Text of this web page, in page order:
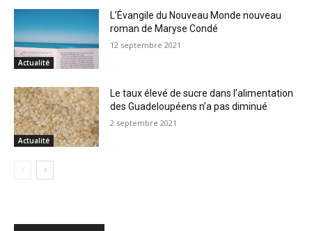
Actualité
L’Évangile du Nouveau Monde nouveau
roman de Maryse Condé
12 septembre 2021
Actualité
Le taux élevé de sucre dans l’alimentation
des Guadeloupéens n’a pas diminué
2 septembre 2021